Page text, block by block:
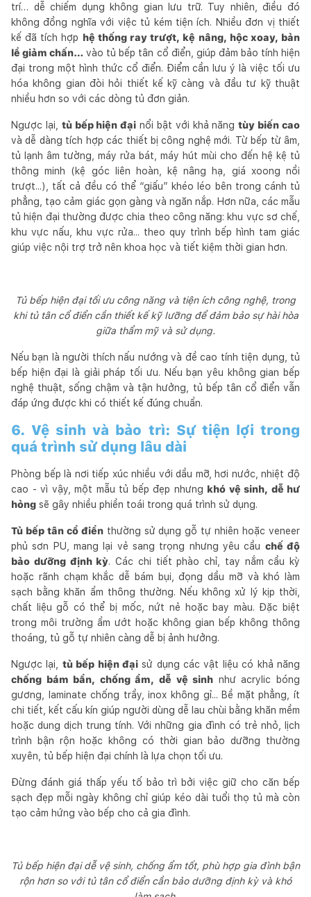
trí… dễ chiếm dụng không gian lưu trữ. Tuy nhiên, điều đó
không đồng nghĩa với việc tủ kém tiện ích. Nhiều đơn vị thiết
kế đã tích hợp hệ thống ray trượt, kệ nâng, hộc xoay, bản
lề giảm chấn… vào tủ bếp tân cổ điển, giúp đảm bảo tính hiện
đại trong một hình thức cổ điển. Điểm cần lưu ý là việc tối ưu
hóa không gian đòi hỏi thiết kế kỹ càng và đầu tư kỹ thuật
nhiều hơn so với các dòng tủ đơn giản.
Ngược lại, tủ bếp hiện đại nổi bật với khả năngtùy biến cao
và dễ dàng tích hợp các thiết bị công nghệ mới. Từ bếp từ âm,
tủ lạnh âm tường, máy rửa bát, máy hút mùi cho đến hệ kệ tủ
thông minh (kệ góc liên hoàn, kệ nâng hạ, giá xoong nồi
trượt...), tất cả đều có thể “giấu” khéo léo bên trong cánh tủ
phẳng, tạo cảm giác gọn gàng và ngăn nắp. Hơn nữa, các mẫu
tủ hiện đại thường được chia theo công năng: khu vực sơ chế,
khu vực nấu, khu vực rửa... theo quy trình bếp hình tam giác
giúp việc nội trợ trở nên khoa học và tiết kiệm thời gian hơn.
Tủ bếp hiện đại tối ưu công năng và tiện ích công nghệ, trong
khi tủ tân cổ điển cần thiết kế kỹ lưỡng để đảm bảo sự hài hòa
giữa thẩm mỹ và sử dụng.
Nếu bạn là người thích nấu nướng và đề cao tính tiện dụng, tủ
bếp hiện đại là giải pháp tối ưu. Nếu bạn yêu không gian bếp
nghệ thuật, sống chậm và tận hưởng, tủ bếp tân cổ điển vẫn
đáp ứng được khi có thiết kế đúng chuẩn.
6. Vệ sinh và bảo trì: Sự tiện lợi trong
quá trình sử dụng lâu dài
Phòng bếp là nơi tiếp xúc nhiều với dầu mỡ, hơi nước, nhiệt độ
cao - vì vậy, một mẫu tủ bếp đẹp nhưng khó vệ sinh, dễ hư
hỏng sẽ gây nhiều phiền toái trong quá trình sử dụng.
Tủ bếp tân cổ điểnthường sử dụng gỗ tự nhiên hoặc veneer
phủ sơn PU, mang lại vẻ sang trọng nhưng yêu cầu chế độ
bảo dưỡng định kỳ. Các chi tiết phào chỉ, tay nắm cầu kỳ
hoặc rãnh chạm khắc dễ bám bụi, đọng dầu mỡ và khó làm
sạch bằng khăn ẩm thông thường. Nếu không xử lý kịp thời,
chất liệu gỗ có thể bị mốc, nứt nẻ hoặc bay màu. Đặc biệt
trong môi trường ẩm ướt hoặc không gian bếp không thông
thoáng, tủ gỗ tự nhiên càng dễ bị ảnh hưởng.
Ngược lại, tủ bếp hiện đạisử dụng các vật liệu có khả năng
chống bám bẩn, chống ẩm, dễ vệ sinh như acrylic bóng
gương, laminate chống trầy, inox không gỉ... Bề mặt phẳng, ít
chi tiết, kết cấu kín giúp người dùng dễ lau chùi bằng khăn mềm
hoặc dung dịch trung tính. Với những gia đình có trẻ nhỏ, lịch
trình bận rộn hoặc không có thời gian bảo dưỡng thường
xuyên, tủ bếp hiện đại chính là lựa chọn tối ưu.
Đừng đánh giá thấp yếu tố bảo trì bởi việc giữ cho căn bếp
sạch đẹp mỗi ngày không chỉ giúp kéo dài tuổi thọ tủ mà còn
tạo cảm hứng vào bếp cho cả gia đình.
Tủ bếp hiện đại dễ vệ sinh, chống ẩm tốt, phù hợp gia đình bận
rộn hơn so với tủ tân cổ điển cần bảo dưỡng định kỳ và khó